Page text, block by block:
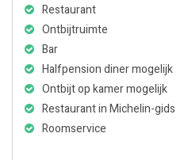
Restaurant
Ontbijtruimte
Bar
Halfpension diner mogelijk
Ontbijt op kamer mogelijk
Restaurant in Michelin-gids
Roomservice